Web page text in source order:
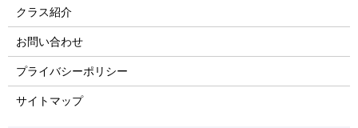
クラス紹介
お問い合わせ
プライバシーポリシー
サイトマップ